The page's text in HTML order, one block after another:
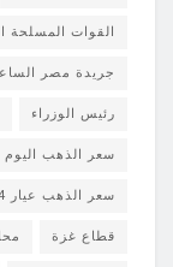
القوات المسلحة
جريدة مصر
رئيس الوزراء
سعر الذهب اليوم
سعر الذهب عيار 24
قطاع غزة